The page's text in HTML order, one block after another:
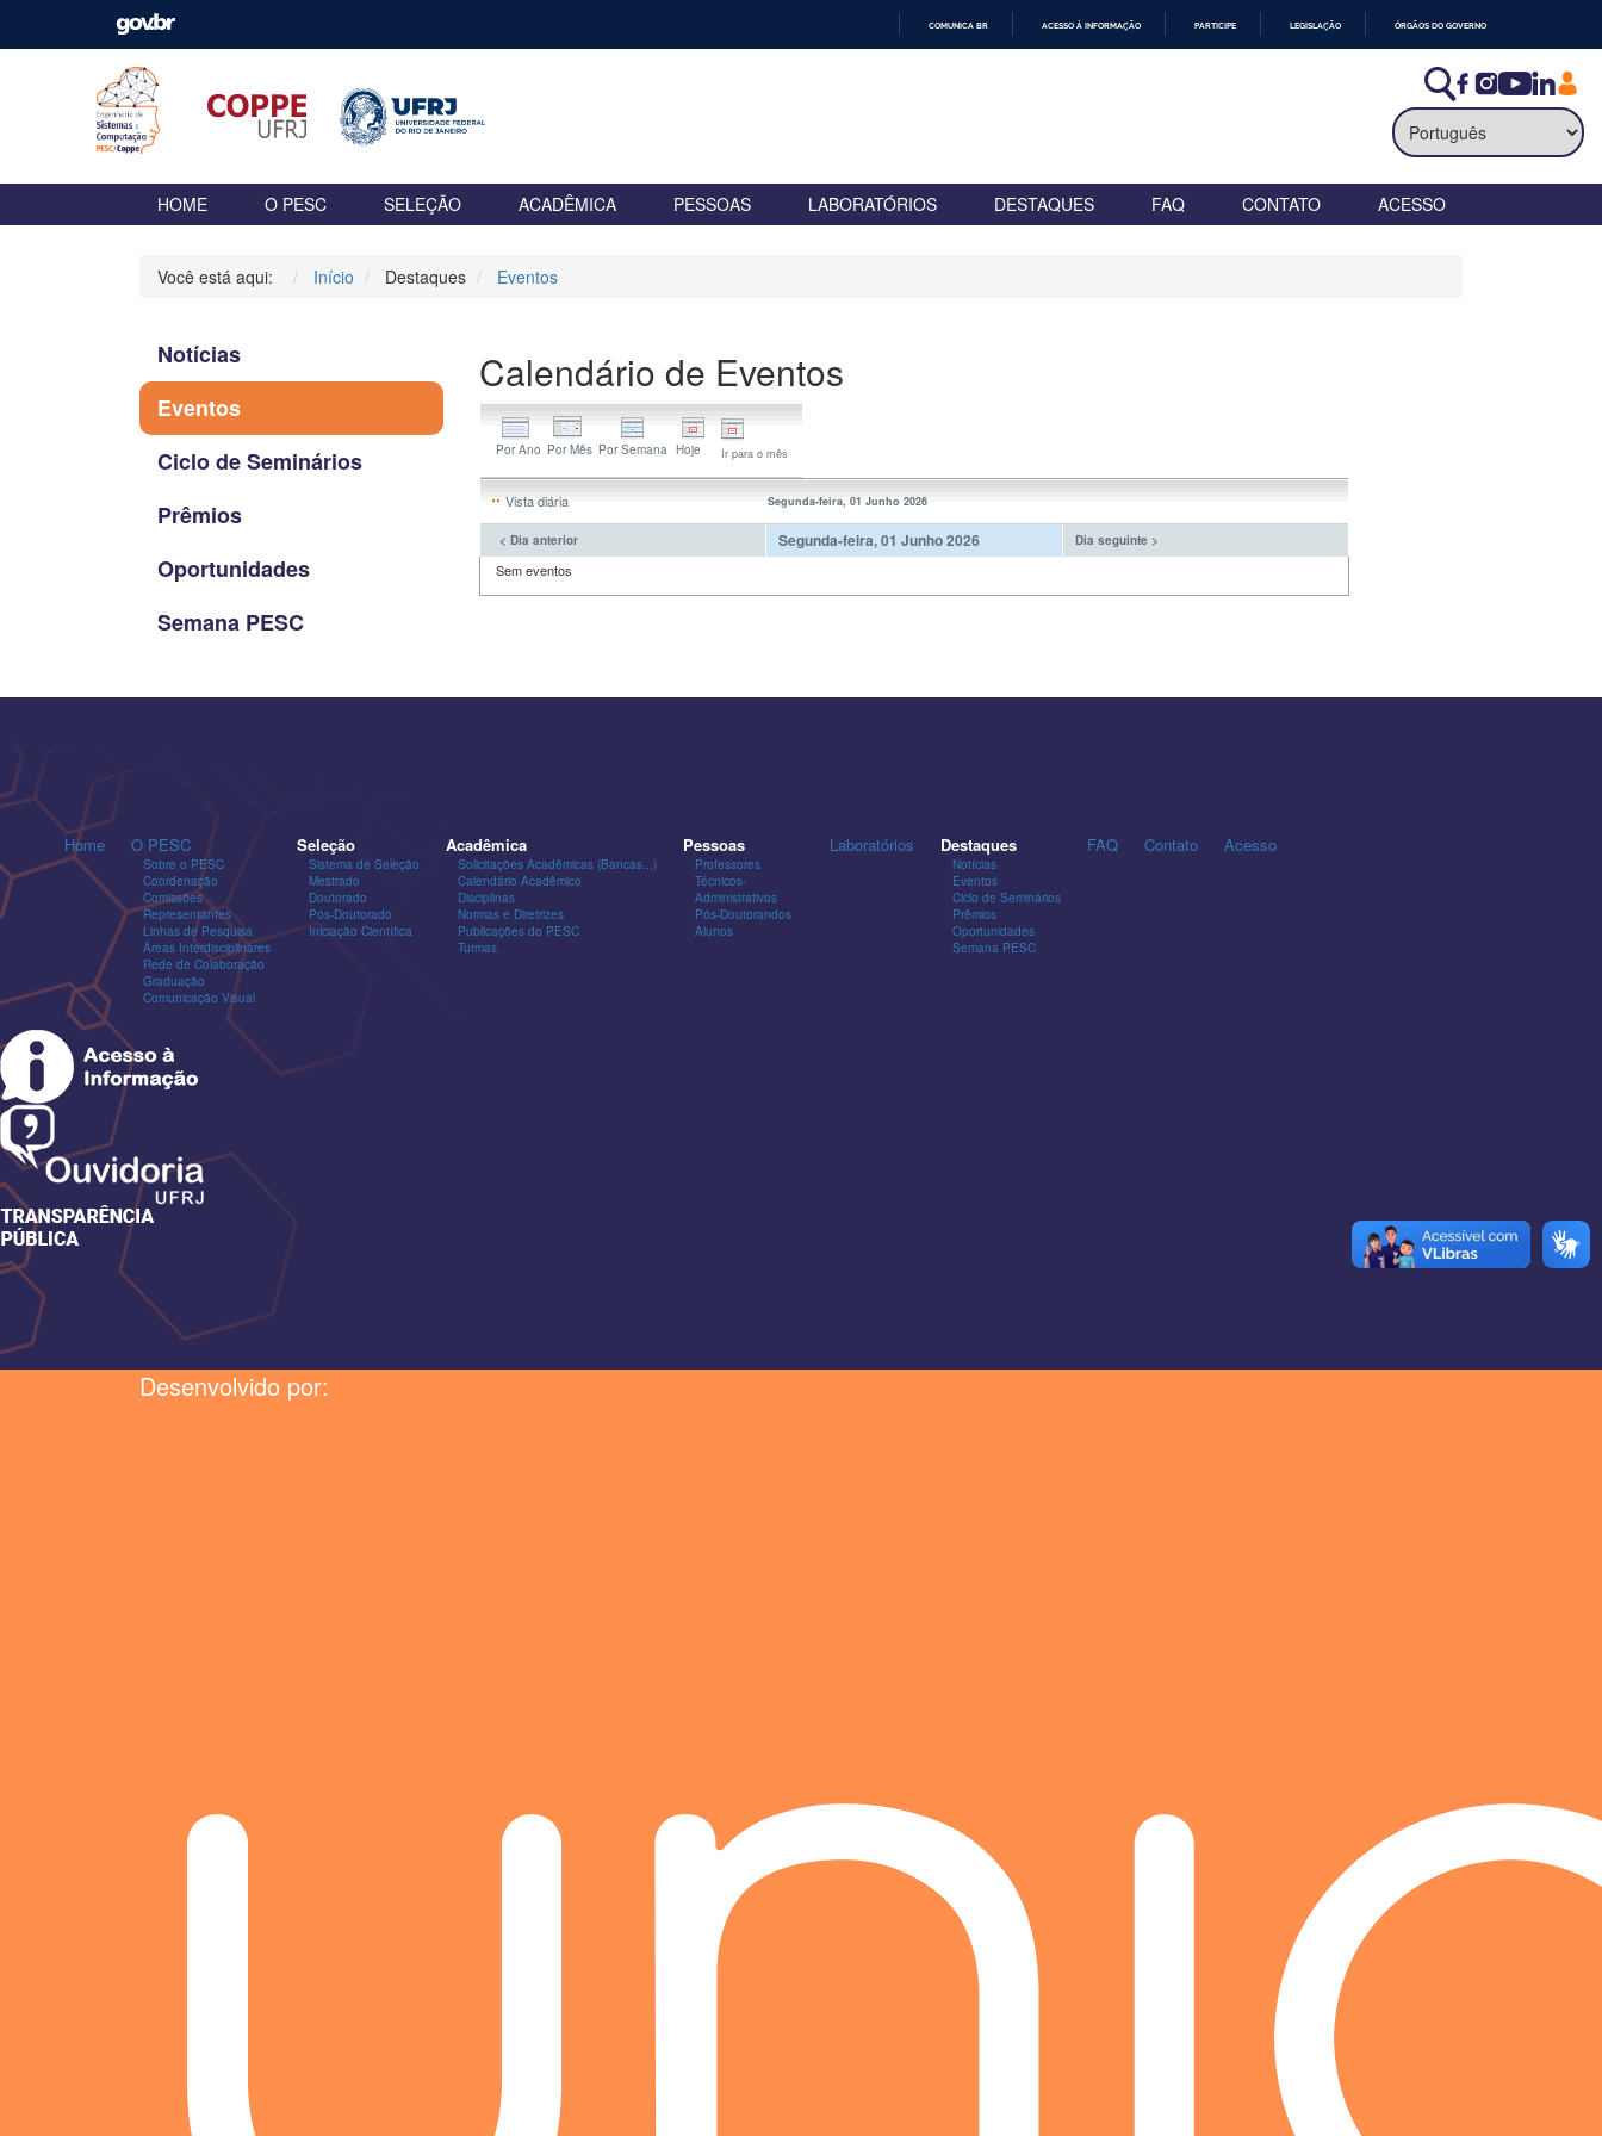
COMUNICA BR ACESSO À INFORMAÇÃO PARTICIPE LEGISLAÇÃO ÓRGÃOS DO GOVERNO
HOME O PESC SELEÇÃO ACADÊMICA PESSOAS LABORATÓRIOS DESTAQUES FAQ CONTATO ACESSO
Você está aqui: Início Destaques Eventos
Notícias
Eventos
Ciclo de Seminários
Prêmios
Oportunidades
Semana PESC
Calendário de Eventos
Ir para o mês
Vista diária Segunda-feira, 01 Junho 2026
< Dia anterior Segunda-feira, 01 Junho 2026 Dia seguinte >
Sem eventos
Home O PESC
Sobre o PESC
Coordenação
Comissões
Representantes
Linhas de Pesquisa
Áreas Interdisciplinares
Rede de Colaboração
Graduação
Comunicação Visual
Seleção
Sistema de Seleção
Mestrado
Doutorado
Pós-Doutorado
Iniciação Científica
Acadêmica
Solicitações Acadêmicas (Bancas...)
Calendário Acadêmico
Disciplinas
Normas e Diretrizes
Publicações do PESC
Turmas
Pessoas
Professores
Técnicos-
Administrativos
Pós-Doutorandos
Alunos
Laboratórios Destaques
Notícias
Eventos
Ciclo de Seminários
Prêmios
Oportunidades
Semana PESC
FAQ Contato Acesso
Desenvolvido por: